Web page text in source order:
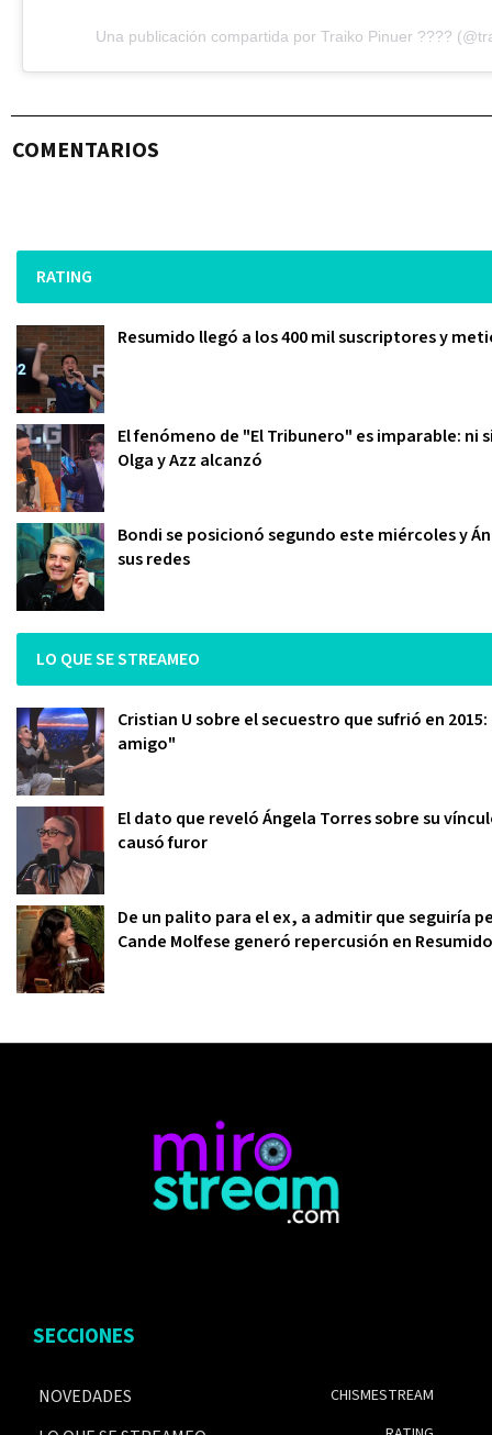
Una publicación compartida por Traiko Pinuer ????
COMENTARIOS
RATING
Resumido llegó a los 400 mil suscriptores y
El fenómeno de "El Tribunero" es imparable: ni
Olga y Azz alcanzó
Bondi se posicionó segundo este miércoles y
sus redes
LO QUE SE STREAMEO
Cristian U sobre el secuestro que sufrió en
amigo"
El dato que reveló Ángela Torres sobre su
causó furor
De un palito para el ex, a admitir que seguiría
Cande Molfese generó repercusión en Resumido
SECCIONES
NOVEDADES
CHISMESTREAM